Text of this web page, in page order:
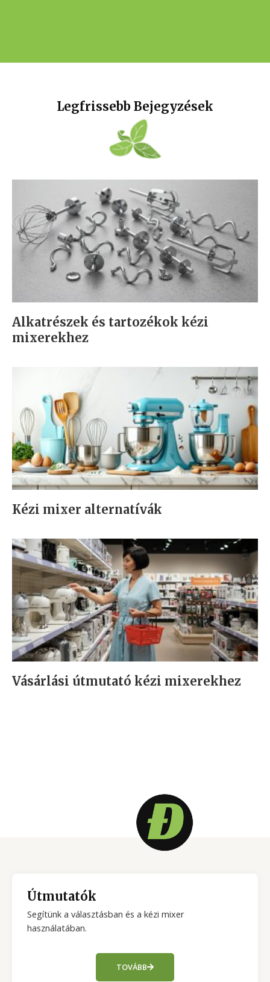
Legfrissebb Bejegyzések
Alkatrészek és tartozékok kézi
mixerekhez
Kézi mixer alternatívák
Vásárlási útmutató kézi mixerekhez
Útmutatók
Segítünk a választásban és a kézi mixer
használatában.
TOVÁBB